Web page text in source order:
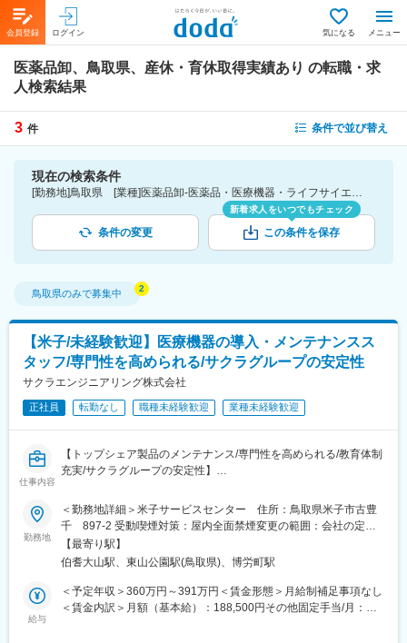
会員登録 ログイン 気になる メニュー
医薬品卸、鳥取県、産休・育休取得実績あり の転職・求
人検索結果
3 件 条件で並び替え
現在の検索条件
[勤務地]鳥取県 [業種]医薬品卸-医薬品・医療機器・ライフサイエンス・医療系サービス [詳細条件](休日・働き方)産休・育休取得実績あり
条件の変更
新着求人をいつでもチェック
この条件を保存
鳥取県のみで募集中
【米子/未経験歓迎】医療機器の導入・メンテナンスス
タッフ/専門性を高められる/サクラグループの安定性
サクラエンジニアリング株式会社
正社員 転勤なし 職種未経験歓迎 業種未経験歓迎
仕事内容
【トップシェア製品のメンテナンス/専門性を高められる/教育体制
充実/サクラグループの安定性】
同社は、病院や研究機関で使われる医療機器を「安全に使い続け
るための技術サービス」を提供するエンジニアリング企業です。
同社が扱う機器は、大きく分けて以下の2種類です。
・滅菌装置
手術で使用されたハサミやメスなどの医療器具を、高温・高圧で
完全に無菌状態にする装置です。病院では毎日使われており、正
勤務地
＜勤務地詳細＞米子サービスセンター 住所：鳥取県米子市古豊
千 897-2 受動喫煙対策：屋内全面禁煙変更の範囲：会社の定め
る事業所
【最寄り駅】
伯耆大山駅、東山公園駅(鳥取県)、博労町駅
給与
＜予定年収＞360万円～391万円＜賃金形態＞月給制補足事項なし
＜賃金内訳＞月額（基本給）：188,500円その他固定手当/月：